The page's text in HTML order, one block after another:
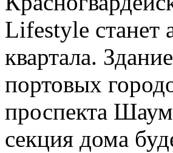
Lifestyle станет
квартала.
портовых
проспекта
секция дома